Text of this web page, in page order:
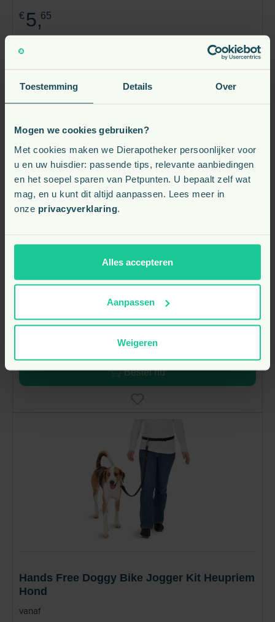
Toestemming Details Over
Mogen we cookies gebruiken?
Met cookies maken we Dierapotheker persoonlijker voor
u en uw huisdier: passende tips, relevante aanbiedingen
en het soepel sparen van Petpunten. U bepaalt zelf wat
mag, en u kunt dit altijd aanpassen. Lees meer in
onze privacyverklaring
Alles accepteren
Aanpassen
Weigeren
€ 5,65
Bekijk
€10,95
Bestel nu
Hands Free Doggy Bike Jogger Kit Heupriem
Hond
vanaf